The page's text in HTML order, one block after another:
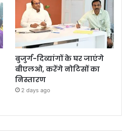
बुजुर्ग-दिव्यांगों के घर जाएंगे
बीएलओ, करेंगे नोटिसों का
निस्तारण
2 days ago